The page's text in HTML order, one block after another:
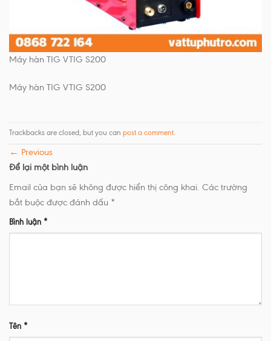
Máy hàn TIG VTIG S200
Máy hàn TIG VTIG S200
Trackbacks are closed, but you can post a comment.
← Previous
Để lại một bình luận
Email của bạn sẽ không được hiển thị công khai. Các trường
bắt buộc được đánh dấu *
Bình luận *
Tên *